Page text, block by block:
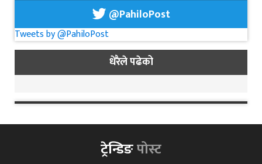
@PahiloPost
Tweets by @PahiloPost
धेरैले पढेको
ट्रेन्डिङपोस्ट